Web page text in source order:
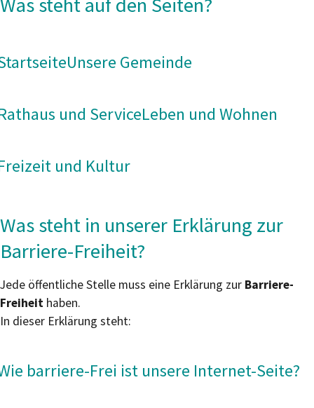
Was steht auf den Seiten?
Unsere Gemeinde
und ServiceLeben und Wohnen
und Kultur
Was steht in unserer Erklärung zur
Barriere-Freiheit?
Jede öffentliche Stelle muss eine Erklärung zur Barriere-
Freiheit haben.
In dieser Erklärung steht:
barriere-Frei ist unsere Internet-Seite?